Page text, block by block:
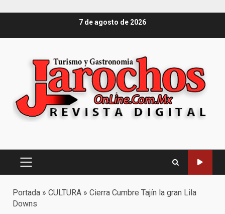
contenido
7 de agosto de 2026
Menú
principal
Portada » CULTURA » Cierra Cumbre Tajín la gran Lila
Downs